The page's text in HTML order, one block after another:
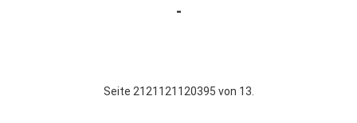
Seite 2121121120395 von 13.